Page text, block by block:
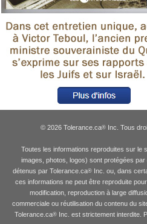
© 2026 Tolerance.ca®Inc. Tous
Toutes les informations reproduites sur le
images, photos, logos) sont protégées
détenus par Tolerance.ca® Inc. ou, dans
ces informations ne peut être reproduite
modification, reproduction à large
commerciale ou réutilisation du contenu du
Tolerance.ca® Inc. est strictement interdite.